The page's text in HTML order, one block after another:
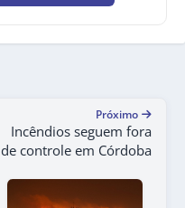
Próximo
Incêndios seguem fora
de controle em Córdoba